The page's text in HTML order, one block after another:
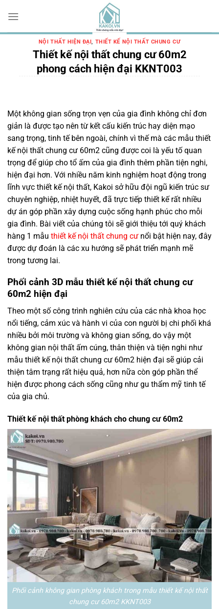
đến
nội
NỘI THẤT HIỆN ĐẠI, THIẾT KẾ NỘI THẤT CHUNG CƯ
Thiết kế nội thất chung cư 60m2
phong cách hiện đại KKNT003
Một không gian sống trọn vẹn của gia đình không chỉ đơn
giản là được tạo nên từ kết cấu kiến trúc hay diện mạo
sang trọng, tinh tế bên ngoài, chính vì thế mà các mẫu thiết
kế nội thất chung cư 60m2 cũng được coi là yếu tố quan
trọng để giúp cho tổ ấm của gia đình thêm phần tiện nghi,
hiện đại hơn. Với nhiều năm kinh nghiệm hoạt động trong
lĩnh vực thiết kế nội thất, Kakoi sở hữu đội ngũ kiến trúc sư
chuyên nghiệp, nhiệt huyết, đã trực tiếp thiết kế rất nhiều
dự án góp phần xây dựng cuộc sống hạnh phúc cho mỗi
gia đình. Bài viết của chúng tôi sẽ giới thiệu tới quý khách
hàng 1 mẫu thiết kế nội thất chung cư nổi bật hiện nay, đây
được dự đoán là các xu hướng sẽ phát triển mạnh mẽ
trong tương lai.
Phối cảnh 3D mẫu thiết kế nội thất chung cư
60m2 hiện đại
Theo một số công trình nghiên cứu của các nhà khoa học
nổi tiếng, cảm xúc và hành vi của con người bị chi phối khá
nhiều bởi môi trường và không gian sống, do vậy một
không gian nội thất ấm cúng, thân thiện và tiện nghi như
mẫu thiết kế nội thất chung cư 60m2 hiện đại sẽ giúp cải
thiện tâm trạng rất hiệu quả, hơn nữa còn góp phần thể
hiện được phong cách sống cũng như gu thẩm mỹ tinh tế
của gia chủ.
Thiết kế nội thất phòng khách cho chung cư 60m2
Phối cảnh không gian phòng khách trong mẫu thiết kế nội thất
chung cư 60m2 KKNT003